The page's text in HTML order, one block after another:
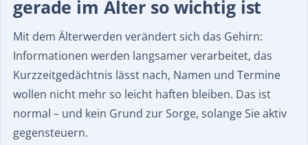
gerade im Alter so wichtig ist
Mit dem Älterwerden verändert sich das Gehirn:
Informationen werden langsamer verarbeitet, das
Kurzzeitgedächtnis lässt nach, Namen und Termine
wollen nicht mehr so leicht haften bleiben. Das ist
normal – und kein Grund zur Sorge, solange Sie aktiv
gegensteuern.